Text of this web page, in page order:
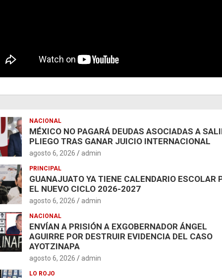
NACIONAL
MÉXICO NO PAGARÁ DEUDAS ASOCIADAS A
PLIEGO TRAS GANAR JUICIO INTERNACIONAL
agosto 6, 2026 admin
PRINCIPAL
GUANAJUATO YA TIENE CALENDARIO ESCOLAR
EL NUEVO CICLO 2026-2027
agosto 6, 2026 admin
NACIONAL
ENVÍAN A PRISIÓN A EXGOBERNADOR ÁNGEL
AGUIRRE POR DESTRUIR EVIDENCIA DEL CASO
AYOTZINAPA
agosto 6, 2026 admin
LO ROJO